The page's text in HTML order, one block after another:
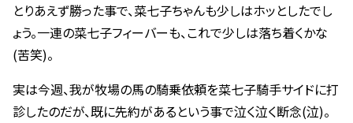
とりあえず勝った事で、菜七子ちゃんも少しはホッとしたでし
ょう。一連の菜七子フィーバーも、これで少しは落ち着くかな
(苦笑)。
実は今週、我が牧場の馬の騎乗依頼を菜七子騎手サイドに打
診したのだが、既に先約があるという事で泣く泣く断念(泣)。